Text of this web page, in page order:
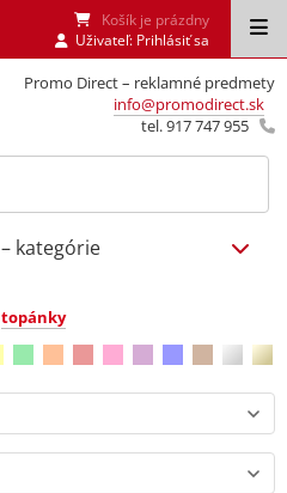
Promo Direct – reklamné predmety
info@promodirect.sk
tel. 917 747 955
Košík je prázdny
Uživateľ: Prihlásiť sa
– kategórie
topánky